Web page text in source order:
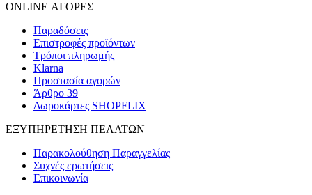
ONLINE ΑΓΟΡΕΣ
Παραδόσεις
Επιστροφές προϊόντων
Τρόποι πληρωμής
Klarna
Προστασία αγορών
Άρθρο 39
Δωροκάρτες SHOPFLIX
ΕΞΥΠΗΡΕΤΗΣΗ ΠΕΛΑΤΩΝ
Παρακολούθηση Παραγγελίας
Συχνές ερωτήσεις
Επικοινωνία